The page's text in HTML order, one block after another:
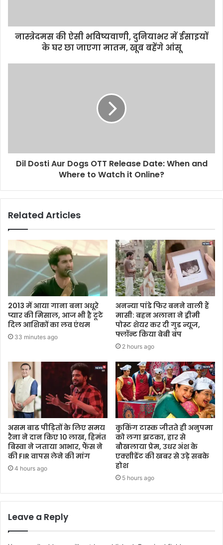
नास्त्रेदमस की ऐसी भविष्यवाणी, दुनियाभर में ईसाइयों
के घर छा जाएगा मातम, खूब बहेंगे आंसू
Dil Dosti Aur Dogs OTT Release Date: When and
Where to Watch it Online?
Related Articles
2013 में आया गाना बना अधूरे
प्यार की मिसाल, आज भी है टूटे
दिल आशिकों का लव एंथम
33 minutes ago
अनन्या पांडे फिर बनने वाली हैं
मासी: बहन अलाना ने ड्रीमी
पोस्ट शेयर कर दी गुड न्यूज,
फ्लॉन्ट किया बेबी बंप
2 hours ago
असम बाढ पीड़ितों के लिए समय
रैना ने दान किए 10 लाख, हिमंत
बिस्वा ने जताया आभार, फैंस ने
की FIR वापस लेने की मांग
4 hours ago
कुकिंग टास्क जीतते ही अनुपमा
को लगा झटका, हार से
बौखलाया प्रेम, उधर अंश के
एक्सीडेंट की खबर से उड़े सबके
होश
5 hours ago
Leave a Reply